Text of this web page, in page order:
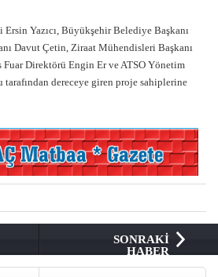
Yazıcı, Büyükşehir Belediye Başkanı
Davut Çetin, Ziraat Mühendisleri Başkanı
Direktörü Engin Er ve ATSO Yönetim
dereceye giren proje sahiplerine
SONRAKİ
HABER